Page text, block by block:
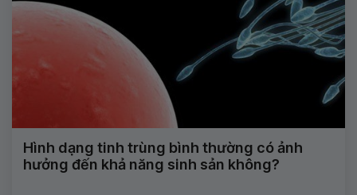
Hình dạng tinh trùng bình thường có ảnh
hưởng đến khả năng sinh sản không?